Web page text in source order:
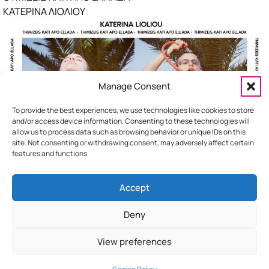
Manage Consent
To provide the best experiences, we use technologies like cookies to store
and/or access device information. Consenting to these technologies will
allow us to process data such as browsing behavior or unique IDs on this
site. Not consenting or withdrawing consent, may adversely affect certain
features and functions.
Accept
Deny
View preferences
ΔΥΟ ΚΑΡΔΙΕΣ
Ivan Greko & ΜΙΧΑΛΗΣ ΚΑΡΑΓΚΟΥΝΗΣ & Sin
Laurent
ΜΑΡΓΑΡΙΤΑ
ΧΡΗΣΤΟΣ ΜΑΣΤΟΡΑΣ
ΑΦΟΥ ΣΕ ΒΡΗΚΑ ΔΕ Σ΄ΑΦΗΝΩ
ΕΠΙΚΟΙΝΩΝΙΑ
ΚΑΤΕΡΙΝΑ ΛΙΟΛΙΟΥ